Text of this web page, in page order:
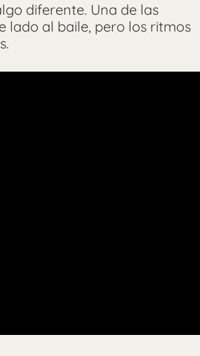
diferente. Una de las
lado al baile, pero los ritmos